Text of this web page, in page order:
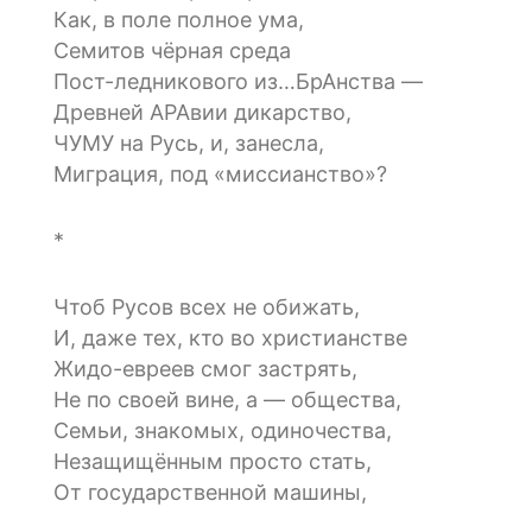
Как, в поле полное ума,
Семитов чёрная среда
Пост-ледникового из…БрАнства —
Древней АРАвии дикарство,
ЧУМУ на Русь, и, занесла,
Миграция, под «миссианство»?
*
Чтоб Русов всех не обижать,
И, даже тех, кто во христианстве
Жидо-евреев смог застрять,
Не по своей вине, а — общества,
Семьи, знакомых, одиночества,
Незащищённым просто стать,
От государственной машины,